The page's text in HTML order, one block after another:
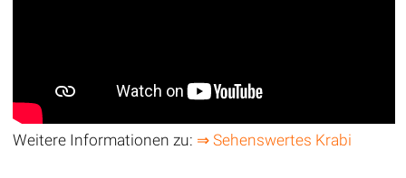
Weitere Informationen zu: ⇒ Sehenswertes Krabi